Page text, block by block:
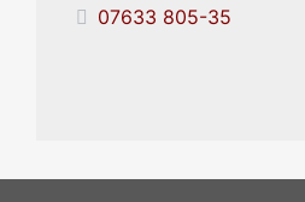
07633 805-35